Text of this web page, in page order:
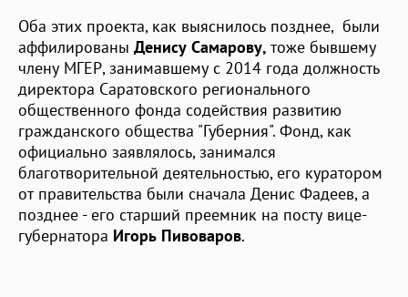
Оба этих проекта, как выяснилось позднее, были
аффилированы Денису Самарову, тоже бывшему
члену МГЕР, занимавшему с 2014 года должность
директора Саратовского регионального
общественного фонда содействия развитию
гражданского общества "Губерния". Фонд, как
официально заявлялось, занимался
благотворительной деятельностью, его куратором
от правительства были сначала Денис Фадеев, а
позднее - его старший преемник на посту вице-
губернатора Игорь Пивоваров.